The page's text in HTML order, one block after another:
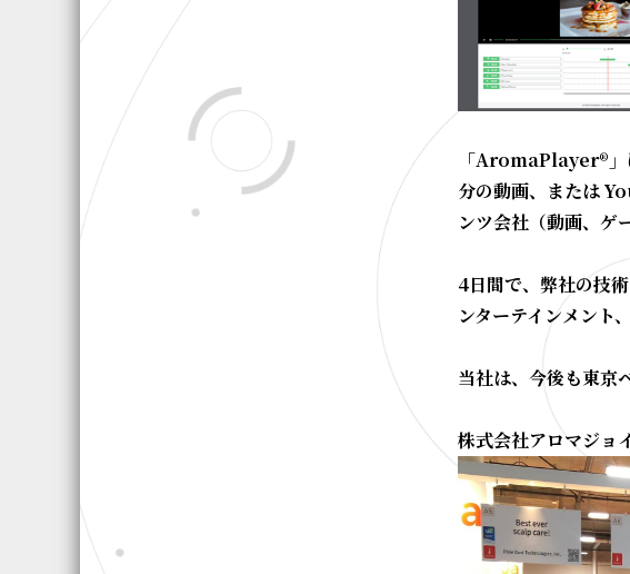
「AromaPlayer®
分の動画、または
ンツ会社（動画、ゲ
4日間で、弊社の技
ンターテインメント
当社は、今後も東京
株式会社アロマジョ